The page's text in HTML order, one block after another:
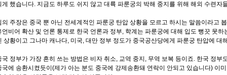
게 했습니다. 지금도 하루도 쉬지 않고 대륙 파룬궁의 박해 중지를 위해 해외 수련자
의 주장은 중국 뿐 아닌 전세계적인 파룬궁 탄압 상황을 모르고 하시는 말씀이라고
언비어 확산 및 언론 통제로 한국 언론과 정부, 학계는 파룬궁에 대해 입도 뻥끗 못
상황이고 그나마 캐나다, 미국, 대만 정부 정도가 중국공산당에게 파룬궁 탄압에 대
국 정부가 가장 흔히 쓰는 방법은 비자 취소, 교역 중지, 무역 보복 등이죠. 한국 정부
국에 송환시켰듯이(제가 아는 분도 중국에 강제송환돼 연락이 안되고 있습니다) 이